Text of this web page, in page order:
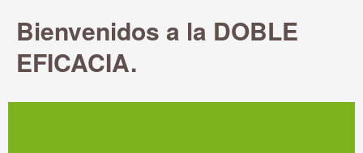
Bienvenidos a la DOBLE
EFICACIA.